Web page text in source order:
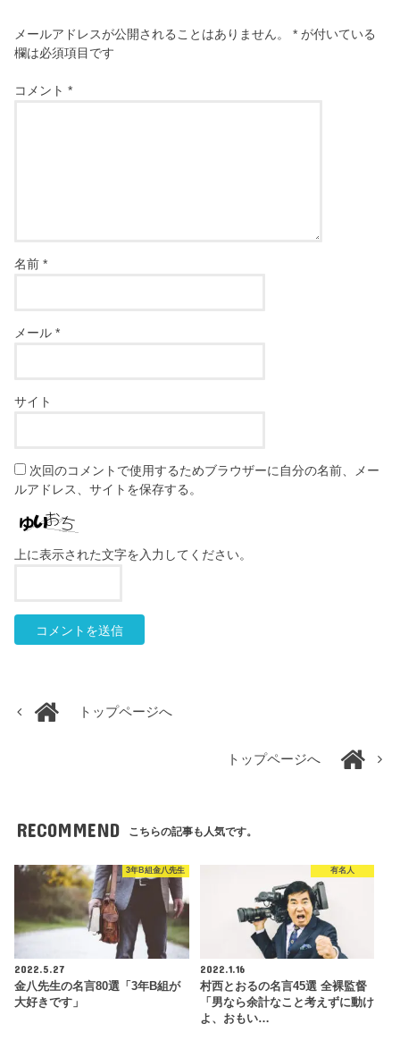
メールアドレスが公開されることはありません。 * が付いている
欄は必須項目です
コメント*
名前*
メール*
サイト
次回のコメントで使用するためブラウザーに自分の名前、メー
ルアドレス、サイトを保存する。
上に表示された文字を入力してください。
トップページへ
トップページへ
RECOMMEND こちらの記事も人気です。
3年B組金八先生
2022.5.27
金八先生の名言80選「3年B組が
大好きです」
有名人
2022.1.16
村西とおるの名言45選 全裸監督
「男なら余計なこと考えずに動け
よ、おもい…